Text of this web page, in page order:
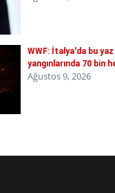
WWF: İtalya'da bu
yangınlarında 70 bin
Ağustos 9, 2026